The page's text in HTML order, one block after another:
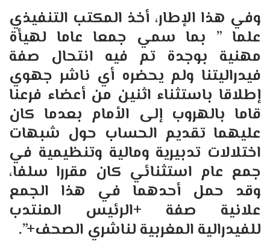
وفي هذا الإطار، أخذ المكتب التنفيذي
علما ” بما سمي جمعا عاما لهيأة
مهنية بوجدة تم فيه انتحال صفة
فيدراليتنا ولم يحضره أي ناشر جهوي
إطلاقا باستثناء اثنين من أعضاء فرعنا
قاما بالهروب إلى الأمام بعدما كان
عليهما تقديم الحساب حول شبهات
اختلالات تدبيرية ومالية وتنظيمية في
جمع عام استثنائي كان مقررا سلفا،
وقد حمل أحدهما في هذا الجمع
علانية صفة +الرئيس المنتدب
للفيدرالية المغربية لناشري الصحف+”.